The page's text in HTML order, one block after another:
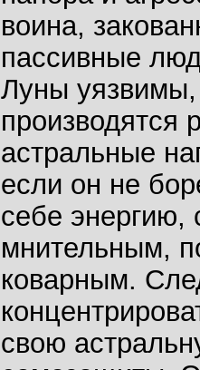
воина,
пассивные
Луны уязвимы,
производятся
астральные
если он не
себе энергию,
мнительным,
коварным.
свою